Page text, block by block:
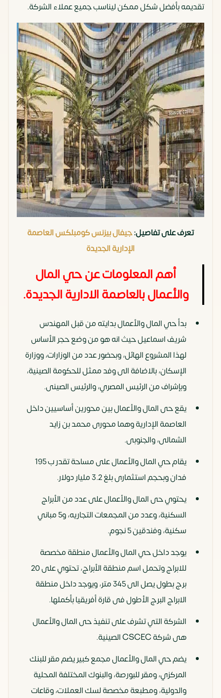
تقديمه بأفضل شكل ممكن ليناسب جميع عملاء الشركة.
تعرف على تفاصيل:جيفال بيزنس كومبلكس العاصمة
الإدارية الجديدة
أهم المعلومات عن حي المال
والأعمال بالعاصمة الادارية الجديدة.
بدأ حي المال والأعمال بدايته من قبل المهندس
شريف اسماعيل حيث انه هو من وضع حجر الأساس
لهذا المشروع الهائل، وبحضور عدد من الوزارات، ووزارة
الإسكان، بالاضافة الى وفد ممثل للحكومة الصينية،
وبإشراف من الرئيس المصري، والرئيس الصينى.
يقع حى المال والأعمال بين محورين أساسيين داخل
العاصمة الإدارية وهما محورى محمد بن زايد
الشمالى، والجنوبى.
يقام حي المال والأعمال على مساحة تقدر ب 195
فدان وبحجم استثمارى بلغ 3.2 مليار دولار.
يحتوي حى المال والأعمال على عدد من الأبراج
السكنية، وعدد من المجمعات التجاريه، و5 مباني
سكنية، وفندقين 5 نجوم.
يوجد داخل حي المال والأعمال منطقة مخصصة
للابراج وتحمل اسم منطقة الأبراج، تحتوي على 20
برج بطول يصل الى 345 متر، ويوجد داخل منطقة
الابراج البرج الأطول فى قارة أفريقيا بأكملها.
الشركة التي تشرف على تنفيذ حى المال والأعمال
هى شركة CSCEC الصينية.
يضم حي المال والأعمال مجمع كبير يضم مقر للبنك
المركزي، ومقر للبورصة، والبنوك المختلفة المحلية
والدولية، ومطبعة مخصصة لسك العملات، وقاعات